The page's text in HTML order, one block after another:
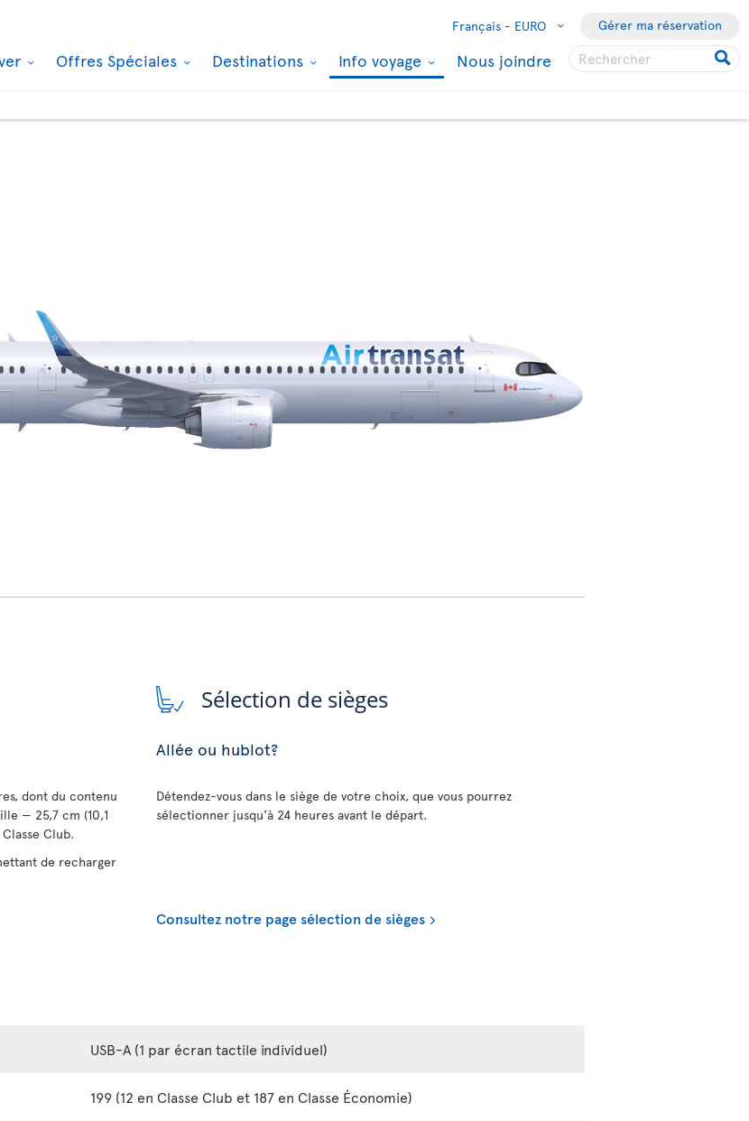
Français - EURO Gérer ma réservation
Offres Spéciales Destinations Info voyage Nous joindre
dont du contenu
— 25,7 cm (10,1
Club.
de recharger
Sélection de sièges
Allée ou hublot?
Détendez-vous dans le siège de votre choix, que vous pourrez
sélectionner jusqu'à 24 heures avant le départ.
Consultez notre page sélection de sièges
USB-A (1 par écran tactile individuel)
199 (12 en Classe Club et 187 en Classe Économie)